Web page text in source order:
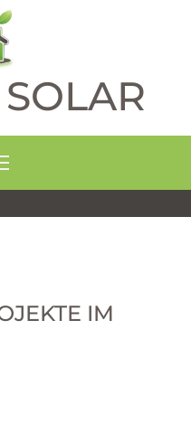
IM